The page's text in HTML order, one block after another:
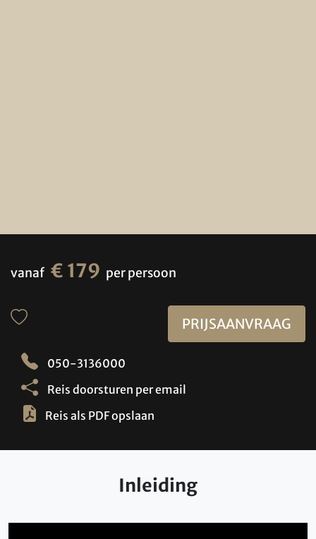
vanaf € 179 per persoon
PRIJSAANVRAAG
050-3136000
Reis doorsturen per email
Reis als PDF opslaan
Inleiding